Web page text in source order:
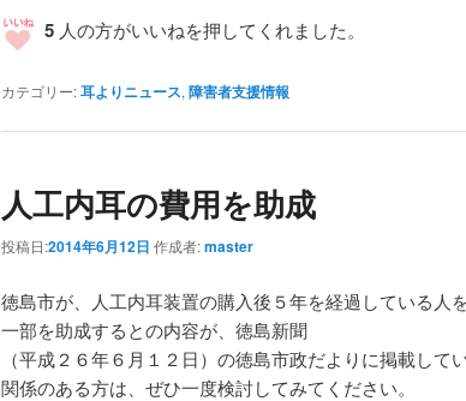
5 人の方がいいねを押してくれました。
カテゴリー:耳よりニュース, 障害者支援情報
人工内耳の費用を助成
投稿日:2014年6月12日 作成者:master
徳島市が、人工内耳装置の購入後５年を経過している人
一部を助成するとの内容が、徳島新聞
（平成２６年６月１２日）の徳島市政だよりに掲載してい
関係のある方は、ぜひ一度検討してみてください。